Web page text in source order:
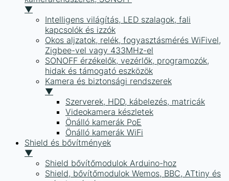
▼
Intelligens világítás, LED szalagok, fali
kapcsolók és izzók
Okos aljzatok, relék, fogyasztásmérés WiFivel,
Zigbee-vel vagy 433MHz-el
SONOFF érzékelők, vezérlők, programozók,
hidak és támogató eszközök
Kamera és biztonsági rendszerek
▼
Szerverek, HDD, kábelezés, matricák
Videokamera készletek
Önálló kamerák PoE
Önálló kamerák WiFi
Shield és bővítmények
▼
Shield bővítőmodulok Arduino-hoz
Shield, bővítőmodulok Wemos, BBC, ATtiny és